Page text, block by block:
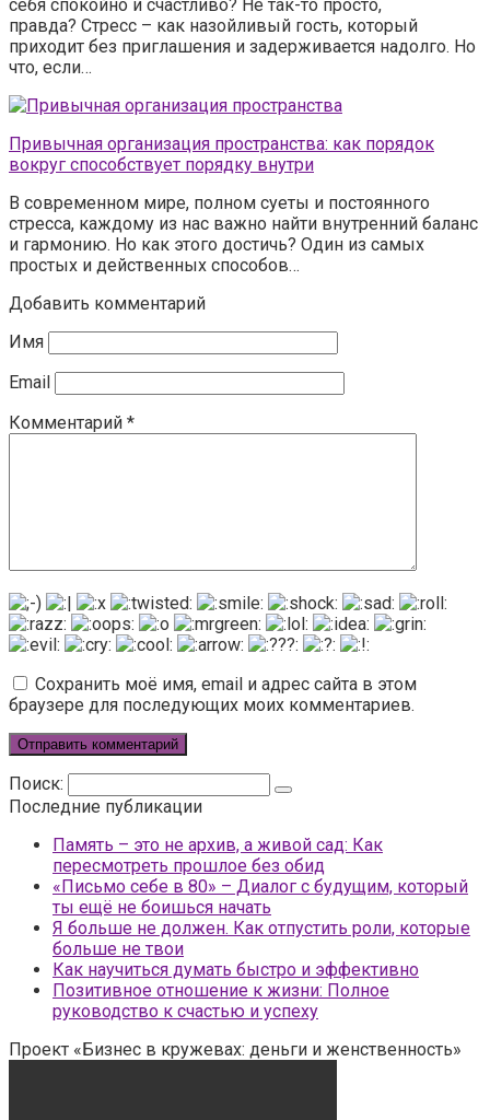
себя спокойно и счастливо? Не так-то просто,
правда? Стресс – как назойливый гость, который
приходит без приглашения и задерживается надолго. Но
что, если…
Привычная организация пространства: как порядок
вокруг способствует порядку внутри
В современном мире, полном суеты и постоянного
стресса, каждому из нас важно найти внутренний баланс
и гармонию. Но как этого достичь? Один из самых
простых и действенных способов…
Добавить комментарий
Имя
Email
Комментарий *
Сохранить моё имя, email и адрес сайта в этом
браузере для последующих моих комментариев.
Поиск:
Последние публикации
Память – это не архив, а живой сад: Как
пересмотреть прошлое без обид
«Письмо себе в 80» – Диалог с будущим, который
ты ещё не боишься начать
Я больше не должен. Как отпустить роли, которые
больше не твои
Как научиться думать быстро и эффективно
Позитивное отношение к жизни: Полное
руководство к счастью и успеху
Проект «Бизнес в кружевах: деньги и женственность»